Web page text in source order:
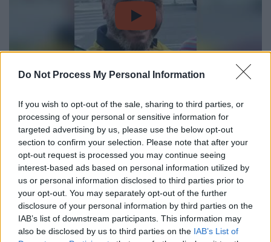
Do Not Process My Personal Information
If you wish to opt-out of the sale, sharing to third parties, or
processing of your personal or sensitive information for
targeted advertising by us, please use the below opt-out
section to confirm your selection. Please note that after your
opt-out request is processed you may continue seeing
interest-based ads based on personal information utilized by
us or personal information disclosed to third parties prior to
your opt-out. You may separately opt-out of the further
disclosure of your personal information by third parties on the
IAB’s list of downstream participants. This information may
also be disclosed by us to third parties on the IAB’s List of
video
Οι τελικές ποινές για Μίχο και
«Μιχάλη»
Εκτός φυλακήςθα βρεθούν και 17
καταδικασθέντες ως πελάτες των
μαστροπών στην υπόθεση βιασμούτου
12χρονου κοριτσιού από τονΚολωνό, όπως
προκύπτει από την απόφαση του
δικαστηρίου.